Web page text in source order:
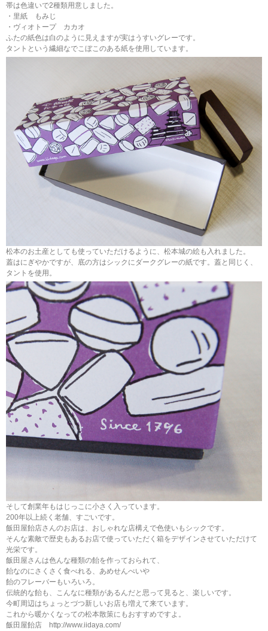
帯は色違いで2種類用意しました。
・里紙 もみじ
・ヴィオトープ カカオ
ふたの紙色は白のように見えますが実はうすいグレーです。
タントという繊細なでこぼこのある紙を使用しています。
松本のお土産としても使っていただけるように、松本城の絵も入れました。
蓋はにぎやかですが、底の方はシックにダークグレーの紙です。蓋と同じく、
タントを使用。
そして創業年もはじっこに小さく入っています。
200年以上続く老舗、すごいです。
飯田屋飴店さんのお店は、おしゃれな店構えで色使いもシックです。
そんな素敵で歴史もあるお店で使っていただく箱をデザインさせていただけて
光栄です。
飯田屋さんは色んな種類の飴を作っておられて、
飴なのにさくさく食べれる、あめせんべいや
飴のフレーバーもいろいろ。
伝統的な飴も、こんなに種類があるんだと思って見ると、楽しいです。
今町周辺はちょっとづつ新しいお店も増えて来ています。
これから暖かくなっての松本散策にもおすすめですよ。
飯田屋飴店 http://www.iidaya.com/